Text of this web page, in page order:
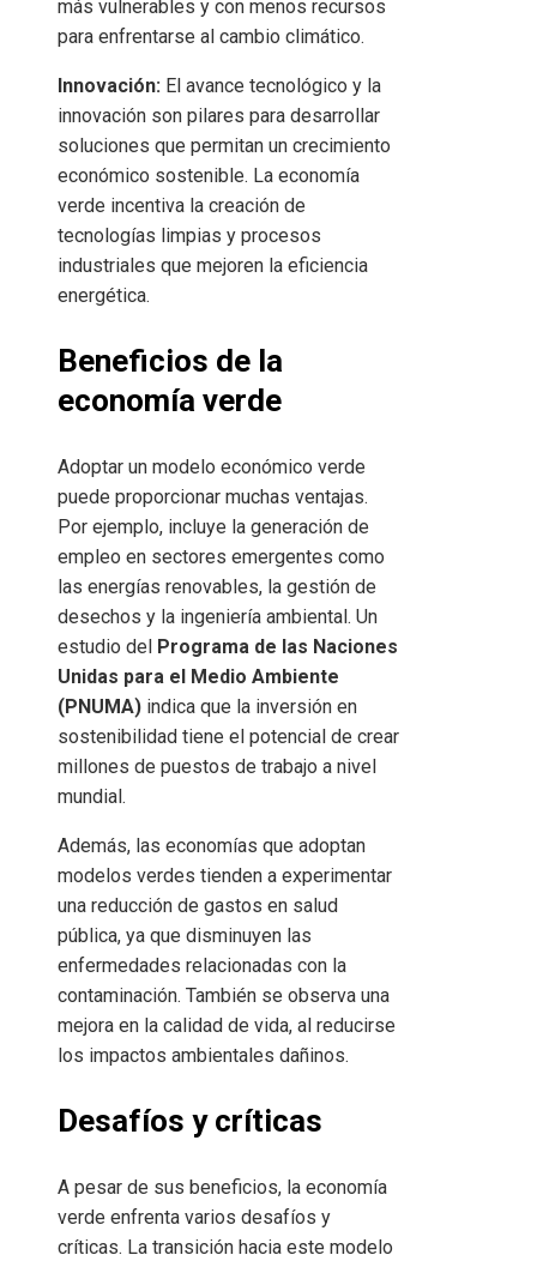
más vulnerables y con menos recursos
para enfrentarse al cambio climático.
Innovación: El avance tecnológico y la
innovación son pilares para desarrollar
soluciones que permitan un crecimiento
económico sostenible. La economía
verde incentiva la creación de
tecnologías limpias y procesos
industriales que mejoren la eficiencia
energética.
Beneficios de la
economía verde
Adoptar un modelo económico verde
puede proporcionar muchas ventajas.
Por ejemplo, incluye la generación de
empleo en sectores emergentes como
las energías renovables, la gestión de
desechos y la ingeniería ambiental. Un
estudio del
Programa de las Naciones
Unidas para el Medio Ambiente
(PNUMA) indica que la inversión en
sostenibilidad tiene el potencial de crear
millones de puestos de trabajo a nivel
mundial.
Además, las economías que adoptan
modelos verdes tienden a experimentar
una reducción de gastos en salud
pública, ya que disminuyen las
enfermedades relacionadas con la
contaminación. También se observa una
mejora en la calidad de vida, al reducirse
los impactos ambientales dañinos.
Desafíos y críticas
A pesar de sus beneficios, la economía
verde enfrenta varios desafíos y
críticas. La transición hacia este modelo